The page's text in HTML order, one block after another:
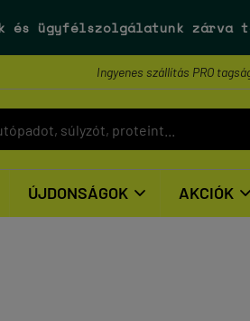
és ügyfélszolgálatunk zárva
Ingyenes szállítás PRO
ÚJDONSÁGOK  AKCIÓK 